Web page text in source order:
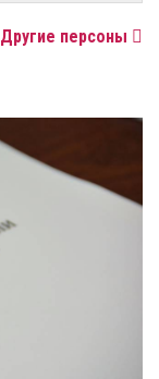
Другие персоны